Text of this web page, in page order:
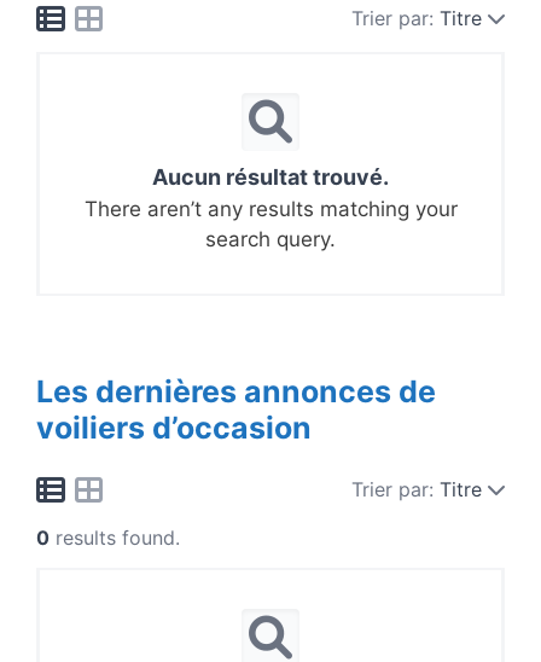
Trier par: Titre
Aucun résultat trouvé.
There aren’t any results matching your
search query.
Les dernières annonces de
voiliers d’occasion
Trier par: Titre
0 results found.